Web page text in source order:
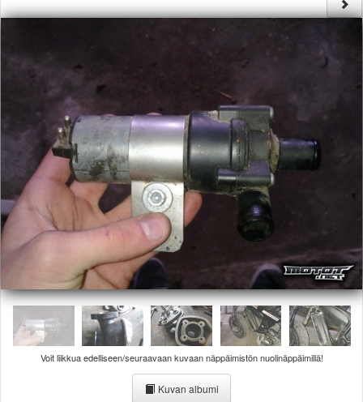
Säännöt ja ohjeet
Uudet videot
Uudet kommentit
MYYDÄÄN
Haku
Ohjeet
Ajoneuvot
Osat
TIETOPANKKI
TAPAHTUMAT
MP15 kuvia
MP14 kuvia
MP13 kuvia
ACS 2015 kuvia
Lisää uusi tapahtuma
UUTISET
Voit liikkua edelliseen/seuraavaan kuvaan näppäimistön nuolinäppäimillä!
Kuvan albumi